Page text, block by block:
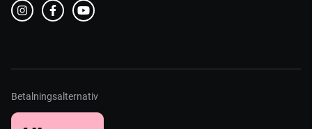
Betalningsalternativ